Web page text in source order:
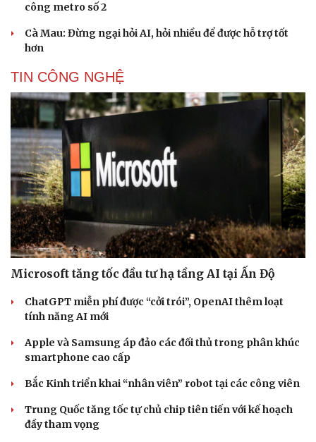
Cải chính
công metro số 2
Cà Mau: Đừng ngại hỏi AI, hỏi nhiều để được hỗ trợ tốt
hơn
TIN CÔNG NGHỆ
Microsoft tăng tốc đầu tư hạ tầng AI tại Ấn Độ
ChatGPT miễn phí được “cởi trói”, OpenAI thêm loạt
tính năng AI mới
Apple và Samsung áp đảo các đối thủ trong phân khúc
smartphone cao cấp
Bắc Kinh triển khai “nhân viên” robot tại các công viên
Trung Quốc tăng tốc tự chủ chip tiên tiến với kế hoạch
đầy tham vọng